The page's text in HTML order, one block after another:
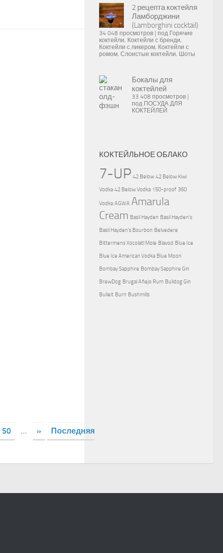
50 ... »
Последняя
2 рецепта коктейля
Ламборджини
(Lamborghini cocktail)
34 048 просмотров под Горячие
коктейли, Коктейли с бренди,
Коктейли с ликером, Коктейли с
ромом, Слоистые коктейли, Шоты
Бокалы для
коктейлей
33 408 просмотров
под ПОСУДА ДЛЯ
КОКТЕЙЛЕЙ
КОКТЕЙЛЬНОЕ ОБЛАКО
7-UP 42 Below 42 Below Kiwi
Vodka 42 Below Vodka 150-proof 360
Vodka AGWA Amarula
Cream Basil Hayden Basil Hayden's
Basil Hayden's Bourbon Belvedere
Bittermens Xocolatl Mole Blavod Blue Ice
Blue Ice American Vodka Blue Moon
Bombay Sapphire Bombay Sapphire Gin
BrewDog Brugal Añejo Rum Bulldog Gin
Bulleit Burn Bushmills